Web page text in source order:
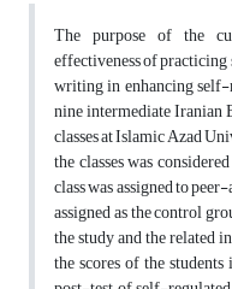
The purpose of the
effectiveness of practicing
writing in enhancing
nine intermediate
classes at Islamic Azad
the classes was
class was assigned to
assigned as the control
the study and the related
the scores of the